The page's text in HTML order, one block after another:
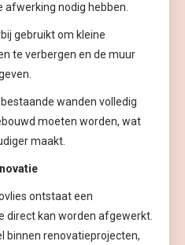
nodig hebben.
gebruikt om kleine
te verbergen en de muur
wanden volledig
moeten worden, wat
maakt.
ontstaat een
direct kan worden afgewerkt.
binnen renovatieprojecten,